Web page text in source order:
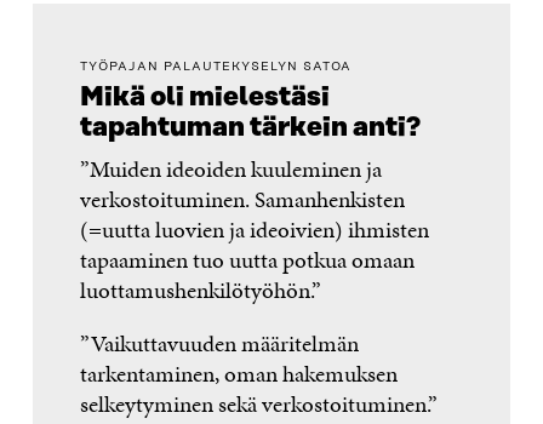
TYÖPAJAN PALAUTEKYSELYN SATOA
Mikä oli mielestäsi
tapahtuman tärkein anti?
”Muiden ideoiden kuuleminen ja
verkostoituminen. Samanhenkisten
(=uutta luovien ja ideoivien) ihmisten
tapaaminen tuo uutta potkua omaan
luottamushenkilötyöhön.”
”Vaikuttavuuden määritelmän
tarkentaminen, oman hakemuksen
selkeytyminen sekä verkostoituminen.”